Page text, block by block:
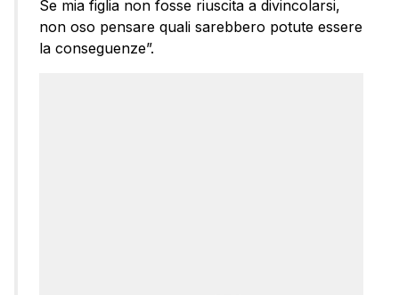
Se mia figlia non fosse riuscita a divincolarsi,
non oso pensare quali sarebbero potute essere
la conseguenze”.